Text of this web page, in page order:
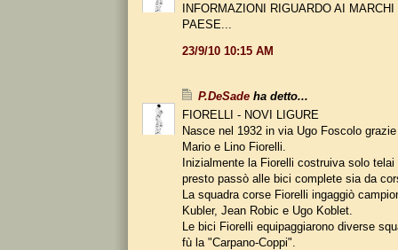
INFORMAZIONI RIGUARDO AI
PAESE...
23/9/10 10:15 AM
P.DeSade ha detto...
FIORELLI - NOVI LIGURE
Nasce nel 1932 in via Ugo Foscolo
Mario e Lino Fiorelli.
Inizialmente la Fiorelli costruiva solo
presto passò alle bici complete sia da
La squadra corse Fiorelli ingaggiò
Kubler, Jean Robic e Ugo Koblet.
Le bici Fiorelli equipaggiarono diverse
fù la "Carpano-Coppi".